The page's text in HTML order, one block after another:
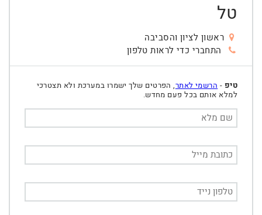
טל
ראשון לציון והסביבה
התחברי כדי לראות טלפון
טיפ - הרשמי לאתר, הפרטים שלך ישמרו במערכת ולא תצטרכי
למלא אותם בכל פעם מחדש.